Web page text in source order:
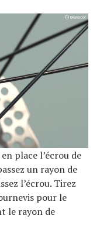
place l’écrou de
un rayon de
l’écrou. Tirez
pour le
le rayon de